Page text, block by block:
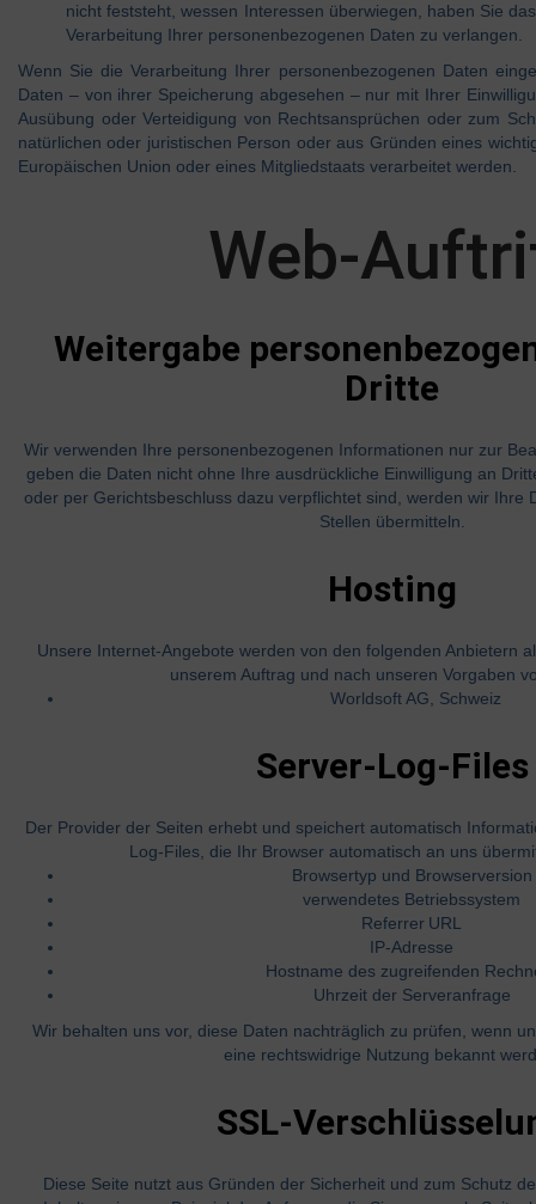
nicht feststeht, wessen Interessen überwiegen, haben Sie
Verarbeitung Ihrer personenbezogenen Daten zu verlangen.
Wenn Sie die Verarbeitung Ihrer personenbezogenen Daten
Daten – von ihrer Speicherung abgesehen – nur mit Ihrer
Ausübung oder Verteidigung von Rechtsansprüchen oder zum
natürlichen oder juristischen Person oder aus Gründen eines
Europäischen Union oder eines Mitgliedstaats verarbeitet werden.
Web-
Weitergabe
Dritte
Wir verwenden Ihre personenbezogenen Informationen nur zur
geben die Daten nicht ohne Ihre ausdrückliche Einwilligung an
oder per Gerichtsbeschluss dazu verpflichtet sind, werden wir Ihre
Stellen übermitteln.
Hosting
Unsere Internet-Angebote werden von den folgenden Anbietern
unserem Auftrag und nach unseren Vorgaben
Worldsoft AG, Schweiz
Server-Log-Files
Der Provider der Seiten erhebt und speichert automatisch
Log-Files, die Ihr Browser automatisch an uns
Browsertyp und
verwendetes Betriebssystem
Referrer URL
IP-Adresse
Hostname des zugreifenden
Uhrzeit der Serveranfrage
Wir behalten uns vor, diese Daten nachträglich zu prüfen, wenn
eine rechtswidrige Nutzung bekannt
SSL-
Diese Seite nutzt aus Gründen der Sicherheit und zum Schutz